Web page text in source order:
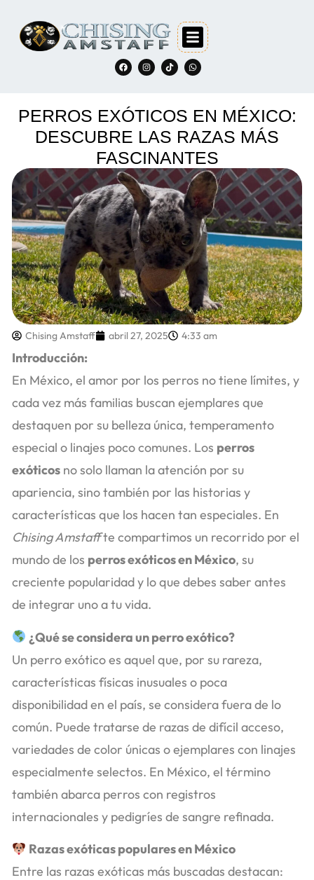
PERROS EXÓTICOS EN MÉXICO:
DESCUBRE LAS RAZAS MÁS
FASCINANTES
Chising Amstaff abril 27, 2025 4:33 am
Introducción:
En México, el amor por los perros no tiene límites, y
cada vez más familias buscan ejemplares que
destaquen por su belleza única, temperamento
especial o linajes poco comunes. Los perros
exóticos no solo llaman la atención por su
apariencia, sino también por las historias y
características que los hacen tan especiales. En
Chising Amstaffte compartimos un recorrido por el
mundo de los perros exóticos en México, su
creciente popularidad y lo que debes saber antes
de integrar uno a tu vida.
¿Qué se considera un perro exótico?
Un perro exótico es aquel que, por su rareza,
características físicas inusuales o poca
disponibilidad en el país, se considera fuera de lo
común. Puede tratarse de razas de difícil acceso,
variedades de color únicas o ejemplares con linajes
especialmente selectos. En México, el término
también abarca perros con registros
internacionales y pedigríes de sangre refinada.
Razas exóticas populares en México
Entre las razas exóticas más buscadas destacan: